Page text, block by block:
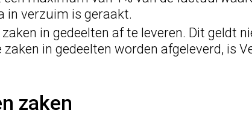
in verzuim is geraakt.
in gedeelten af te leveren. Dit geldt
in gedeelten worden afgeleverd, is
zaken